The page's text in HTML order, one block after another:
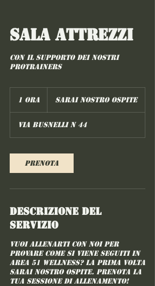
Sala Attrezzi
con il supporto dei nostri
ProTrainers
1 ora
ospiteSarai nostro ospite
via busnelli n 44
Prenota
Descrizione del
servizio
Vuoi allenarti con noi per
provare come si viene seguiti in
Area 51 Wellness? La prima volta
sarai nostro ospite. Prenota la
tua sessione di allenamento!